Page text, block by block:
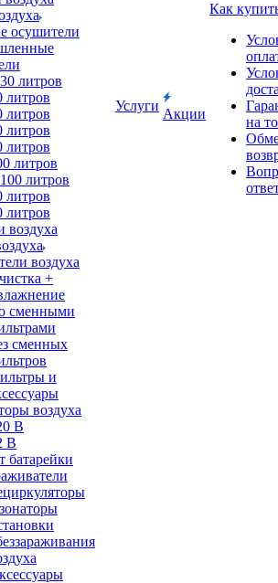
осушители
литров
литров
литров
литров
литров
литров
литров
литров
литров
воздуха
+
сменными
сменных
и
воздуха
В
В
батарейки
Услуги
Акции
Как
на